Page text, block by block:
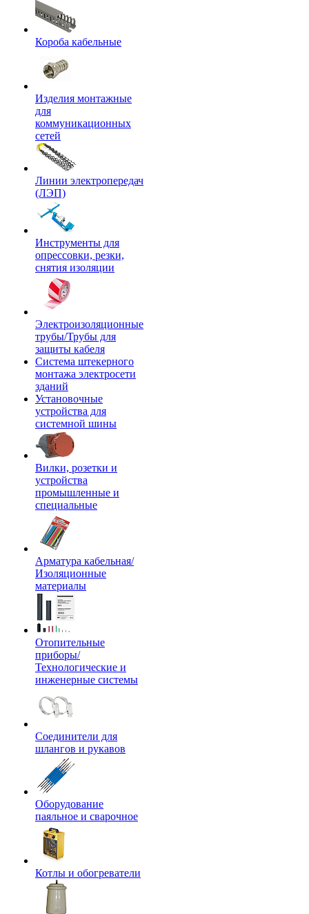
Короба кабельные
Изделия монтажные
для
коммуникационных
сетей
Линии электропередач
(ЛЭП)
Инструменты для
опрессовки, резки,
снятия изоляции
Электроизоляционные
трубы/Трубы для
защиты кабеля
Система штекерного
монтажа электросети
зданий
Установочные
устройства для
системной шины
Вилки, розетки и
устройства
промышленные и
специальные
Арматура кабельная/
Изоляционные
материалы
Отопительные
приборы/
Технологические и
инженерные системы
Соединители для
шлангов и рукавов
Оборудование
паяльное и сварочное
Котлы и обогреватели